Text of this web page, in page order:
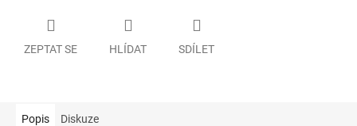
ZEPTAT SE HLÍDAT SDÍLET
Popis Diskuze